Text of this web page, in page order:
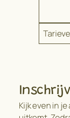
Kijk even in